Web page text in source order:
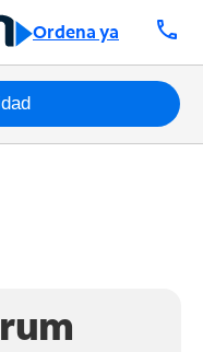
Ordena ya call